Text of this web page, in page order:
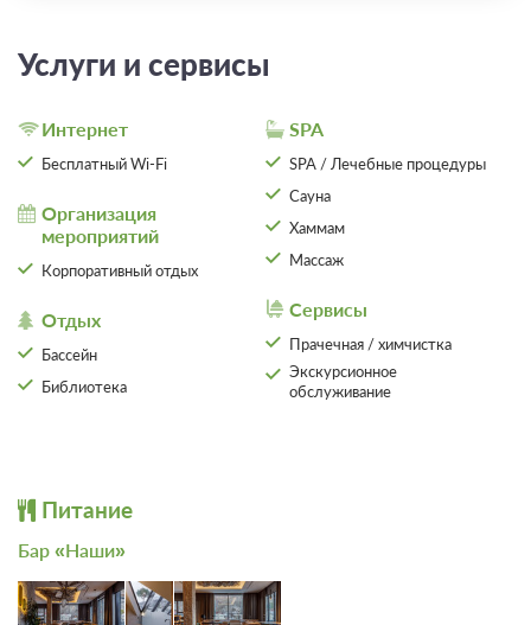
Услуги и сервисы
Интернет
Бесплатный Wi-Fi
Организация
мероприятий
Корпоративный отдых
Отдых
Бассейн
Библиотека
SPA
SPA / Лечебные процедуры
Сауна
Хаммам
Массаж
Сервисы
Прачечная / химчистка
Экскурсионное
обслуживание
Питание
Бар «Наши»